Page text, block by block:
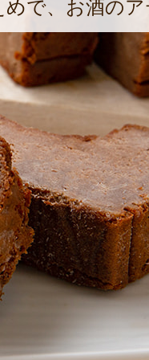
めで、お酒の